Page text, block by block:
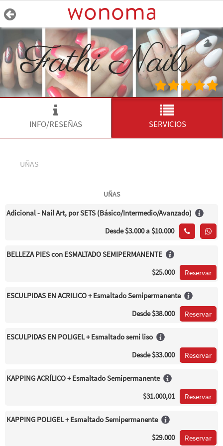
INFO/RESEÑAS SERVICIOS
UÑAS
UÑAS
Adicional - Nail Art, por SETS (Básico/Intermedio/Avanzado)
Desde$3.000a $10.000
BELLEZA PIES con ESMALTADO SEMIPERMANENTE
$25.000
Reservar
ESCULPIDAS EN ACRILICO + Esmaltado Semipermanente
Desde$38.000 Reservar
ESCULPIDAS EN POLIGEL + Esmaltado semi liso
Desde$33.000 Reservar
KAPPING ACRÍLICO + Esmaltado Semipermanente
$31.000,01
Reservar
KAPPING POLIGEL + Esmaltado Semipermanente
$29.000
Reservar